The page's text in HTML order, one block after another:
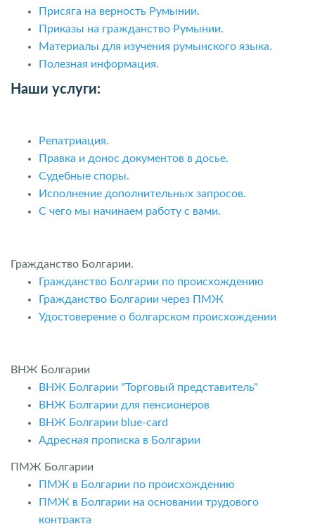
Присяга на верность Румынии.
Приказы на гражданство Румынии.
Материалы для изучения румынского языка.
Полезная информация.
Наши услуги:
Репатриация.
Правка и донос документов в досье.
Судебные споры.
Исполнение дополнительных запросов.
С чего мы начинаем работу с вами.
Гражданство Болгарии.
Гражданство Болгарии по происхождению
Гражданство Болгарии через ПМЖ
Удостоверение о болгарском происхождении
ВНЖ Болгарии
ВНЖ Болгарии "Торговый представитель"
ВНЖ Болгарии для пенсионеров
ВНЖ Болгарии blue-card
Адресная прописка в Болгарии
ПМЖ Болгарии
ПМЖ в Болгарии по происхождению
ПМЖ в Болгарии на основании трудового
контракта